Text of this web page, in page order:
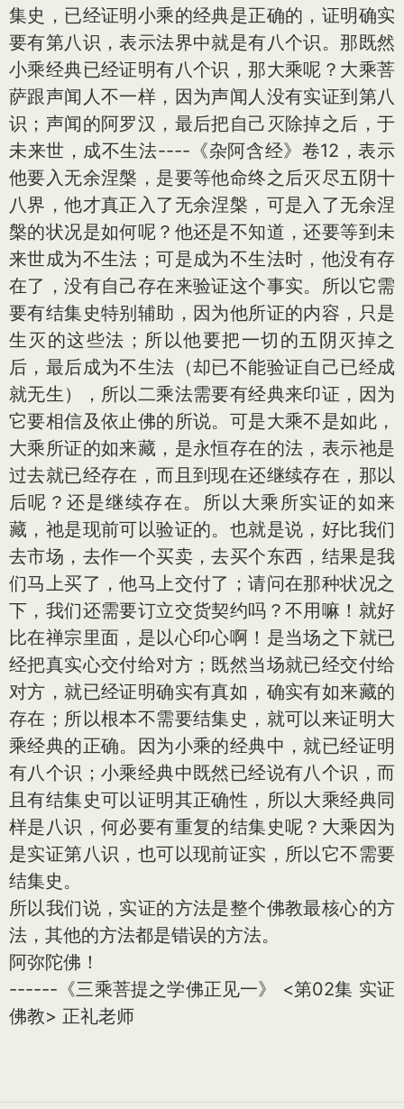
集史，已经证明小乘的经典是正确的，证明确实
要有第八识，表示法界中就是有八个识。那既然
小乘经典已经证明有八个识，那大乘呢？大乘菩
萨跟声闻人不一样，因为声闻人没有实证到第八
识；声闻的阿罗汉，最后把自己灭除掉之后，于
未来世，成不生法----《杂阿含经》卷12，表示
他要入无余涅槃，是要等他命终之后灭尽五阴十
八界，他才真正入了无余涅槃，可是入了无余涅
槃的状况是如何呢？他还是不知道，还要等到未
来世成为不生法；可是成为不生法时，他没有存
在了，没有自己存在来验证这个事实。所以它需
要有结集史特别辅助，因为他所证的内容，只是
生灭的这些法；所以他要把一切的五阴灭掉之
后，最后成为不生法（却已不能验证自己已经成
就无生），所以二乘法需要有经典来印证，因为
它要相信及依止佛的所说。可是大乘不是如此，
大乘所证的如来藏，是永恒存在的法，表示祂是
过去就已经存在，而且到现在还继续存在，那以
后呢？还是继续存在。所以大乘所实证的如来
藏，祂是现前可以验证的。也就是说，好比我们
去市场，去作一个买卖，去买个东西，结果是我
们马上买了，他马上交付了；请问在那种状况之
下，我们还需要订立交货契约吗？不用嘛！就好
比在禅宗里面，是以心印心啊！是当场之下就已
经把真实心交付给对方；既然当场就已经交付给
对方，就已经证明确实有真如，确实有如来藏的
存在；所以根本不需要结集史，就可以来证明大
乘经典的正确。因为小乘的经典中，就已经证明
有八个识；小乘经典中既然已经说有八个识，而
且有结集史可以证明其正确性，所以大乘经典同
样是八识，何必要有重复的结集史呢？大乘因为
是实证第八识，也可以现前证实，所以它不需要
结集史。
所以我们说，实证的方法是整个佛教最核心的方
法，其他的方法都是错误的方法。
阿弥陀佛！
------《三乘菩提之学佛正见一》 <第02集 实证
佛教> 正礼老师